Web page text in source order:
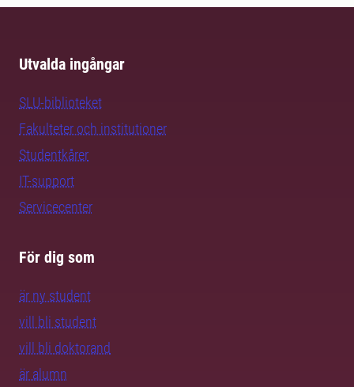
Utvalda ingångar
SLU-biblioteket
Fakulteter och institutioner
Studentkårer
IT-support
Servicecenter
För dig som
är ny student
vill bli student
vill bli doktorand
är alumn